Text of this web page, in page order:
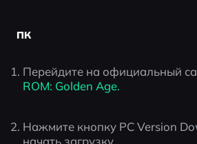
ПК
Перейдите на официальный
ROM: Golden Age.
Нажмите кнопку PC Version
начать загрузку.